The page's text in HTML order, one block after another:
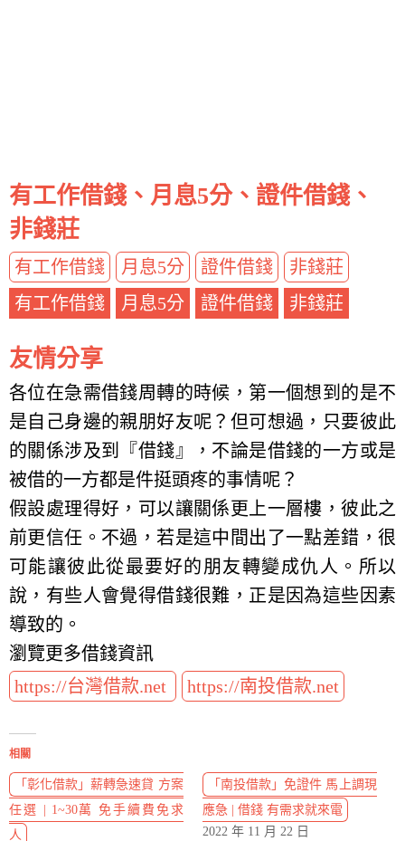
有工作借錢、月息5分、證件借錢、
非錢莊
有工作借錢 月息5分 證件借錢
非錢莊
有工作借錢
月息5分 證件借錢 非錢莊
友情分享
各位在急需借錢周轉的時候，第一個想到的是不
是自己身邊的親朋好友呢？但可想過，只要彼此
的關係涉及到『借錢』，不論是借錢的一方或是
被借的一方都是件挺頭疼的事情呢？
假設處理得好，可以讓關係更上一層樓，彼此之
前更信任。不過，若是這中間出了一點差錯，很
可能讓彼此從最要好的朋友轉變成仇人。所以
說，有些人會覺得借錢很難，正是因為這些因素
導致的。
瀏覽更多借錢資訊
https://台灣借款.net
https://南投借款.net
相關
「彰化借款」薪轉急速貸 方案
任選 | 1~30萬 免手續費免求
人
「南投借款」免證件 馬上調現
應急 | 借錢 有需求就來電
2022 年 11 月 22 日